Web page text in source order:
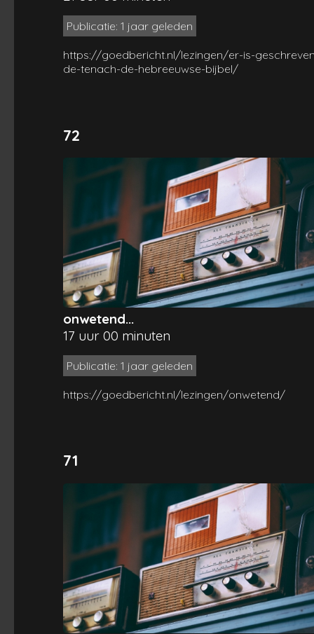
Publicatie: 1 jaar geleden
https://goedbericht.nl/lezingen/er-is-
de-tenach-de-hebreeuwse-bijbel/
72
onwetend...
17 uur 00 minuten
Publicatie: 1 jaar geleden
https://goedbericht.nl/lezingen/onwetend/
71